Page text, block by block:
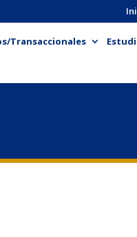
Transaccionales